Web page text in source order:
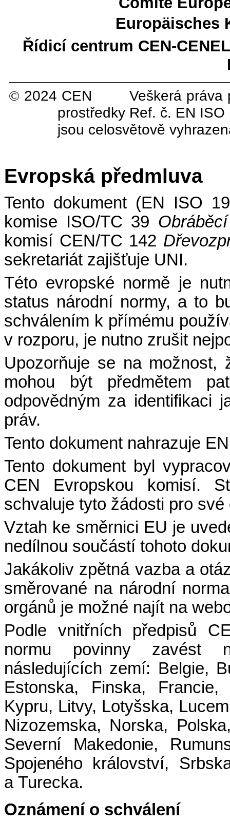
Europäisches
Řídicí centrum CEN-
© 2024 CEN Veškerá práva
prostředky Ref. č. EN
jsou celosvětově
Evropská předmluva
Tento dokument (EN ISO
komise ISO/TC 39
komisí CEN/TC 142
sekretariát zajišťuje UNI.
Této evropské normě je
status národní normy, a to
schválením k přímému
v rozporu, je nutno zrušit
Upozorňuje se na možnost,
mohou být předmětem
odpovědným za identifikaci
práv.
Tento dokument nahrazuje
Tento dokument byl
CEN Evropskou komisí.
schvaluje tyto žádosti pro své
Vztah ke směrnici EU je
nedílnou součástí tohoto
Jakákoliv zpětná vazba a
směrované na národní
orgánů je možné najít na
Podle vnitřních předpisů
normu povinny zavést
následujících zemí: Belgie,
Estonska, Finska,
Kypru, Litvy, Lotyšska,
Nizozemska, Norska,
Severní Makedonie,
Spojeného království,
a Turecka.
Oznámení o schválení